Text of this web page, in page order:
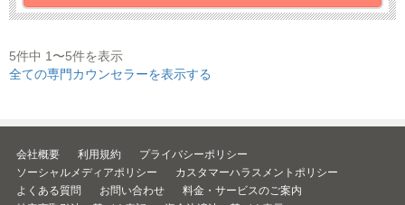
5件中 1〜5件を表示
全ての専門カウンセラーを表示する
会社概要 利用規約
プライバシーポリシー
ソーシャルメディアポリシー
カスタマーハラスメントポリシー
よくある質問
お問い合わせ
料金・サービスのご案内